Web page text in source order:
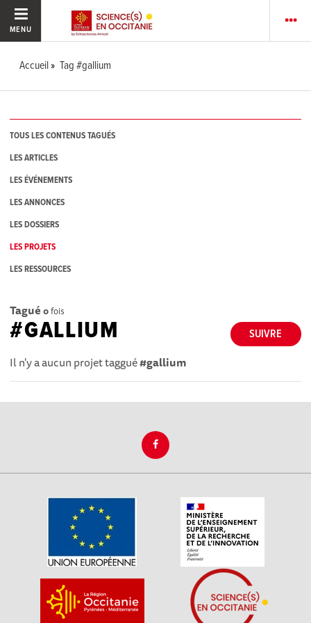
MENU
Accueil Tag #gallium
TOUS LES CONTENUS TAGUÉS
LES ARTICLES
LES ÉVÉNEMENTS
LES ANNONCES
LES DOSSIERS
LES PROJETS
LES RESSOURCES
Tagué 0fois
SUIVRE
#GALLIUM
Il n'y a aucun projet taggué#gallium